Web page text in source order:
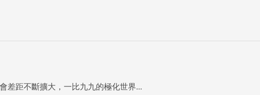
差距不斷擴大，一比九九的極化世界...